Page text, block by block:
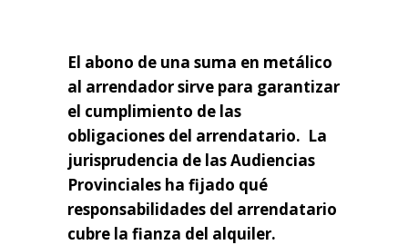
El abono de una suma en metálico
al arrendador sirve para garantizar
el cumplimiento de las
obligaciones del arrendatario. La
jurisprudencia de las Audiencias
Provinciales ha fijado qué
responsabilidades del arrendatario
cubre la fianza del alquiler.